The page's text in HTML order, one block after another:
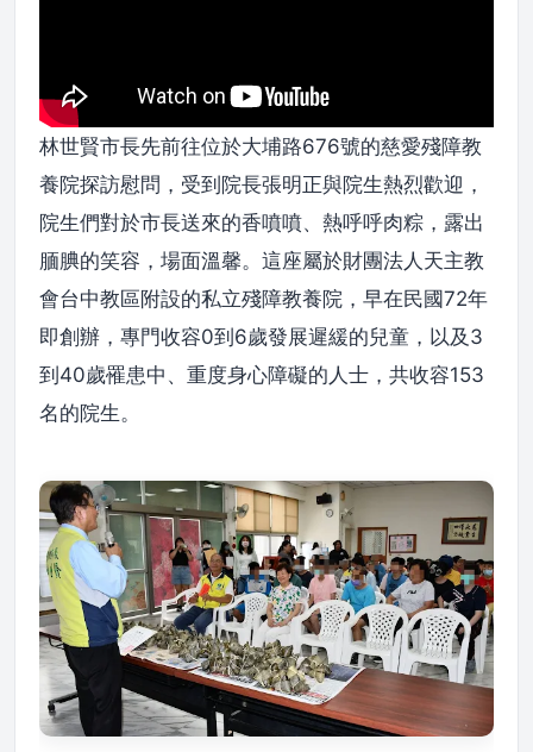
林世賢市長先前往位於大埔路676號的慈愛殘障教
養院探訪慰問，受到院長張明正與院生熱烈歡迎，
院生們對於市長送來的香噴噴、熱呼呼肉粽，露出
腼腆的笑容，場面溫馨。這座屬於財團法人天主教
會台中教區附設的私立殘障教養院，早在民國72年
即創辦，專門收容0到6歲發展遲緩的兒童，以及3
到40歲罹患中、重度身心障礙的人士，共收容153
名的院生。